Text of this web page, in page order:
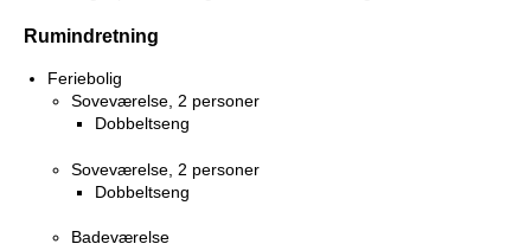
Rumindretning
Feriebolig
Soveværelse, 2 personer
Dobbeltseng
Soveværelse, 2 personer
Dobbeltseng
Badeværelse